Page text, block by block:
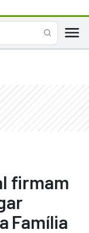
firmam
Família